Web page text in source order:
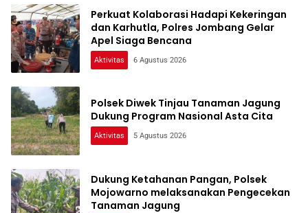
Perkuat Kolaborasi Hadapi Kekeringan
dan Karhutla, Polres Jombang Gelar
Apel Siaga Bencana
Aktivitas 6 Agustus 2026
Polsek Diwek Tinjau Tanaman Jagung
Dukung Program Nasional Asta Cita
Aktivitas 5 Agustus 2026
Dukung Ketahanan Pangan, Polsek
Mojowarno melaksanakan Pengecekan
Tanaman Jagung